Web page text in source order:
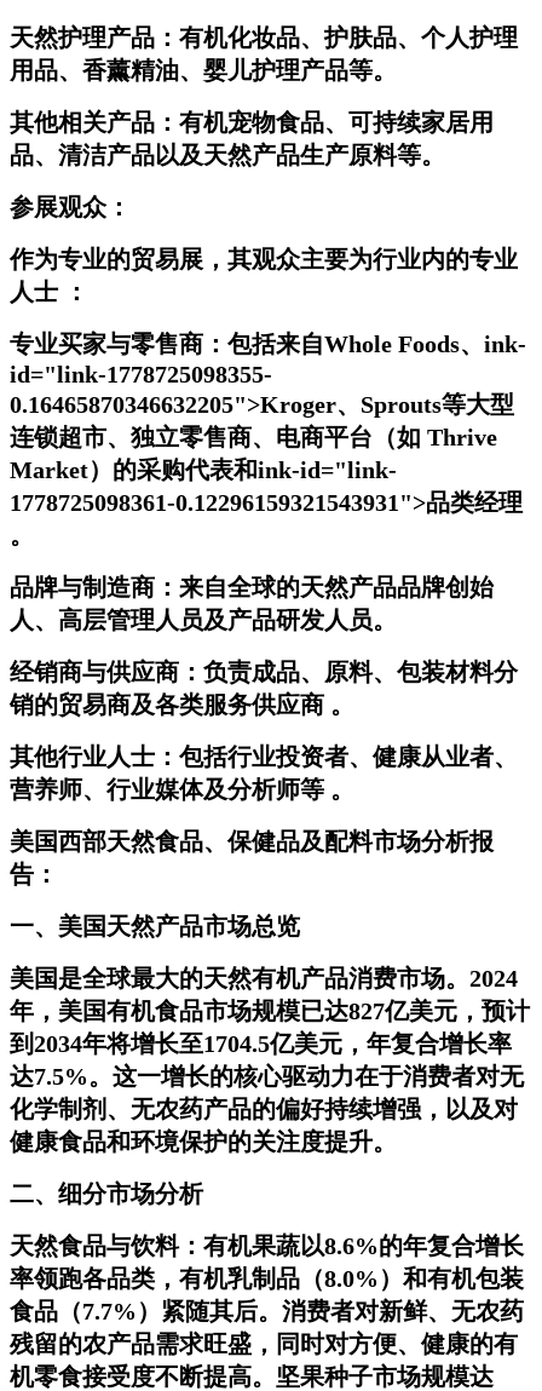
天然护理产品： 有机化妆品、护肤品、个人护理
用品、香薰精油、婴儿护理产品等。
其他相关产品： 有机宠物食品、可持续家居用
品、清洁产品以及天然产品生产原料等。
参展观众：
作为专业的贸易展，其观众主要为行业内的专业
人士 ：
专业买家与零售商： 包括来自Whole Foods、 ink-
id="link-1778725098355-
0.16465870346632205">Kroger、Sprouts等大型
连锁超市、独立零售商、电商平台（如 Thrive
Market）的采购代表和ink-id="link-
1778725098361-0.12296159321543931">品类经理
。
品牌与制造商： 来自全球的天然产品品牌创始
人、高层管理人员及产品研发人员。
经销商与供应商： 负责成品、原料、包装材料分
销的贸易商及各类服务供应商 。
其他行业人士： 包括行业投资者、健康从业者、
营养师、行业媒体及分析师等 。
美国西部天然食品、保健品及配料市场分析报
告：
一、美国天然产品市场总览
美国是全球最大的天然有机产品消费市场。2024
年，美国有机食品市场规模已达827亿美元，预计
到2034年将增长至1704.5亿美元，年复合增长率
达7.5%。这一增长的核心驱动力在于消费者对无
化学制剂、无农药产品的偏好持续增强，以及对
健康食品和环境保护的关注度提升。
二、细分市场分析
天然食品与饮料：有机果蔬以8.6%的年复合增长
率领跑各品类，有机乳制品（8.0%）和有机包装
食品（7.7%）紧随其后。消费者对新鲜、无农药
残留的农产品需求旺盛，同时对方便、健康的有
机零食接受度不断提高。坚果种子市场规模达